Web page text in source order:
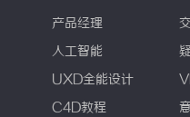
产品经理
人工智能
UXD全能设计
C4D教程